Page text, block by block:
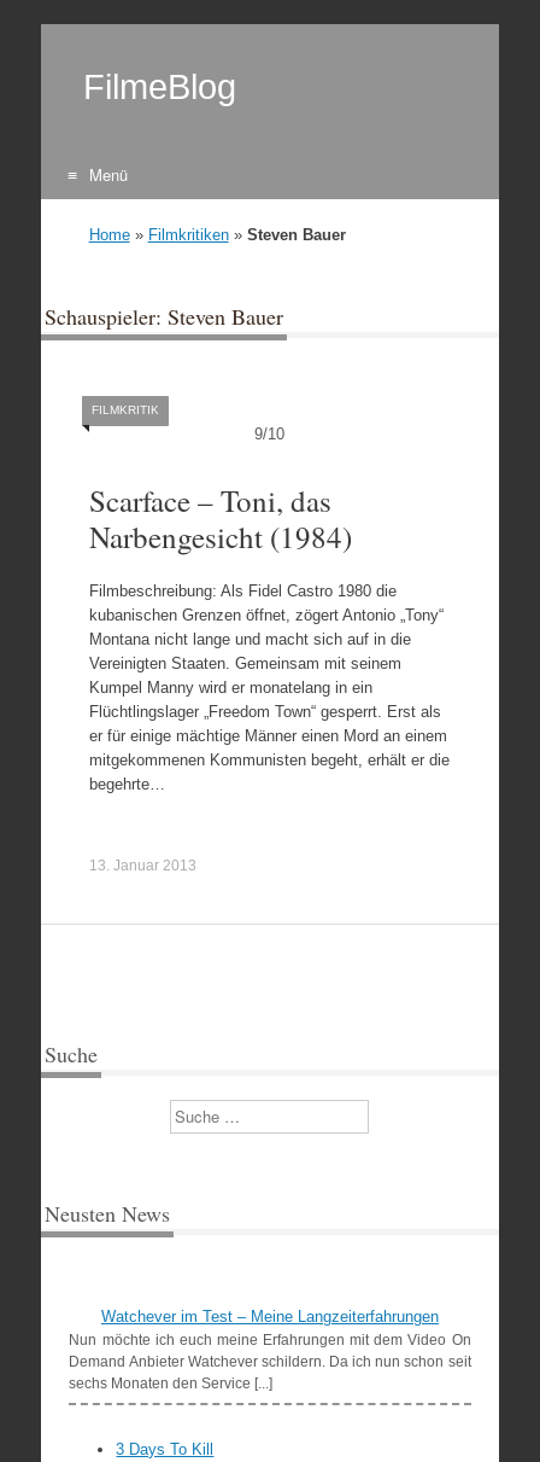
FilmeBlog
Menü
Home» Filmkritiken» Steven Bauer
Schauspieler: Steven Bauer
9/10
FILMKRITIK
Scarface – Toni, das
Narbengesicht (1984)
Filmbeschreibung: Als Fidel Castro 1980 die
kubanischen Grenzen öffnet, zögert Antonio „Tony“
Montana nicht lange und macht sich auf in die
Vereinigten Staaten. Gemeinsam mit seinem
Kumpel Manny wird er monatelang in ein
Flüchtlingslager „Freedom Town“ gesperrt. Erst als
er für einige mächtige Männer einen Mord an einem
mitgekommenen Kommunisten begeht, erhält er die
begehrte…
13. Januar 2013
Suche
Suchen
Neusten News
Watchever im Test – Meine Langzeiterfahrungen
Nun möchte ich euch meine Erfahrungen mit dem Video On
Demand Anbieter Watchever schildern. Da ich nun schon seit
sechs Monaten den Service [...]
3 Days To Kill